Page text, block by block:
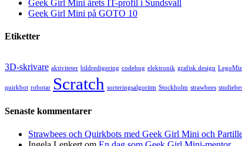
Geek Girl Mini årets IT-profil i Sundsvall
Geek Girl Mini på GOTO 10
Etiketter
3D-skrivare aktiviteter bildredigering codebug elektronik grafisk design
quirkbot robotar Scratch sorteringsalgoritm Stockholm strawbees
Senaste kommentarer
Strawbees och Quirkbots med Geek Girl Mini och